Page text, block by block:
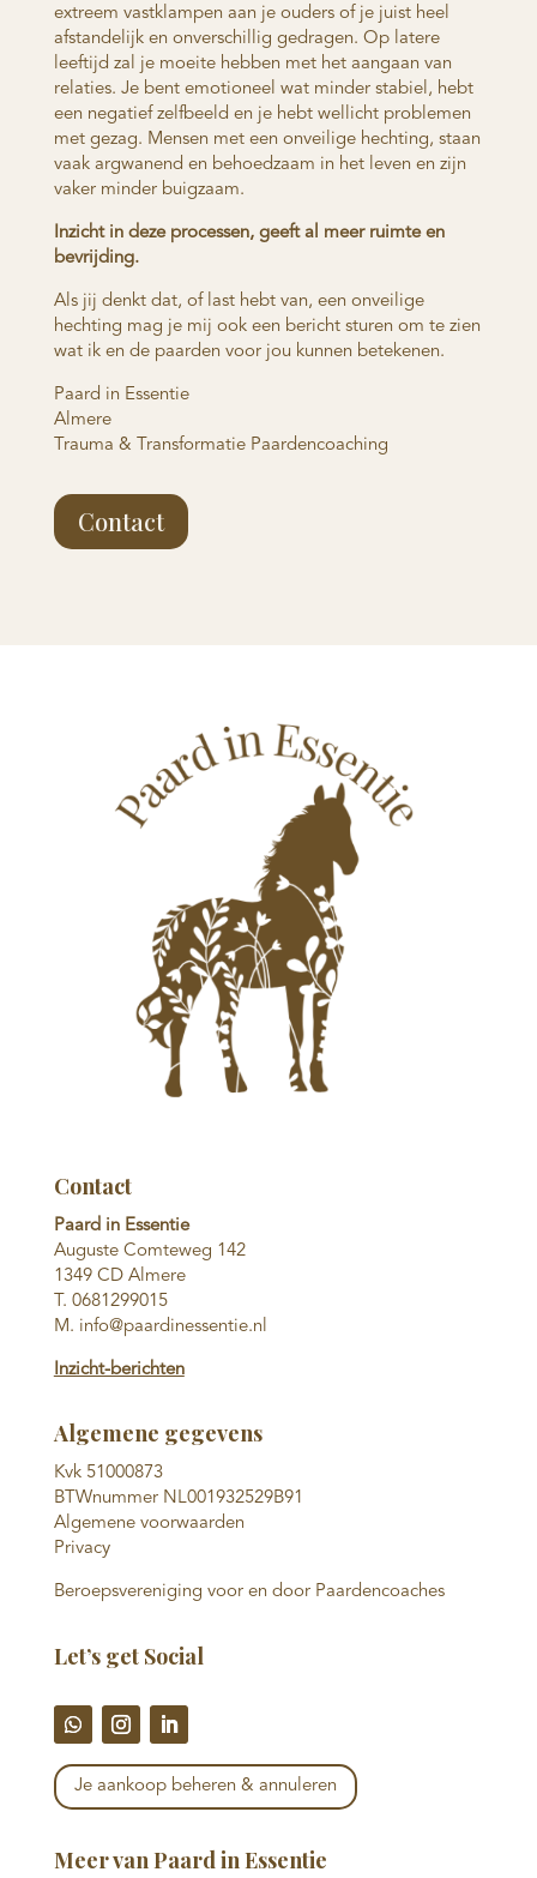
extreem vastklampen aan je ouders of je juist heel
afstandelijk en onverschillig gedragen. Op latere
leeftijd zal je moeite hebben met het aangaan van
relaties. Je bent emotioneel wat minder stabiel, hebt
een negatief zelfbeeld en je hebt wellicht problemen
met gezag. Mensen met een onveilige hechting, staan
vaak argwanend en behoedzaam in het leven en zijn
vaker minder buigzaam.
Inzicht in deze processen, geeft al meer ruimte en
bevrijding.
Als jij denkt dat, of last hebt van, een onveilige
hechting mag je mij ook een bericht sturen om te zien
wat ik en de paarden voor jou kunnen betekenen.
Paard in Essentie
Almere
Trauma & Transformatie Paardencoaching
Contact
Contact
Paard in Essentie
Auguste Comteweg 142
1349 CD Almere
T. 0681299015
M. info@paardinessentie.nl
Inzicht-berichten
Algemene gegevens
Kvk 51000873
BTWnummer NL001932529B91
Algemene voorwaarden
Privacy
Beroepsvereniging voor en door Paardencoaches
Let’s get Social
Je aankoop beheren & annuleren
Meer van Paard in Essentie